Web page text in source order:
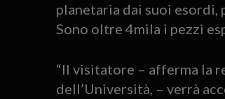
planetaria dai suoi
Sono oltre 4mila i pezzi
“Il visitatore – afferma la
dell’Università, – verrà